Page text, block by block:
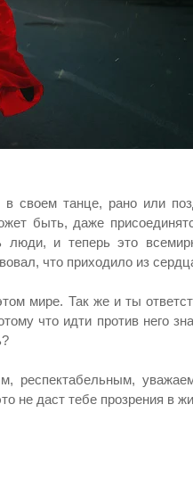
своем танце, рано или
быть, даже
люди, и теперь это
что приходило из
мире. Так же и ты
что идти против него
респектабельным,
не даст тебе прозрения в